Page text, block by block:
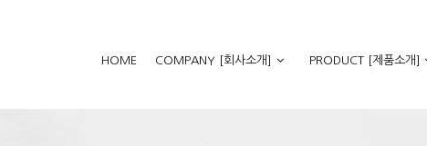
HOME COMPANY [회사소개] PRODUCT [제품소개]